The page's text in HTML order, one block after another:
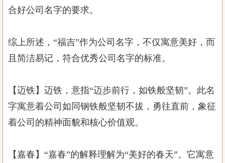
合好公司名字的要求。
综上所述，“福吉”作为公司名字，不仅寓意美好，而
且简洁易记，符合优秀公司名字的标准。
【迈铁】迈铁，意指“迈步前行，如铁般坚韧”。此名
字寓意着公司如同钢铁般坚韧不拔，勇往直前，象征
着公司的精神面貌和核心价值观。
【嘉春】“嘉春”的解释理解为“美好的春天”。它寓意